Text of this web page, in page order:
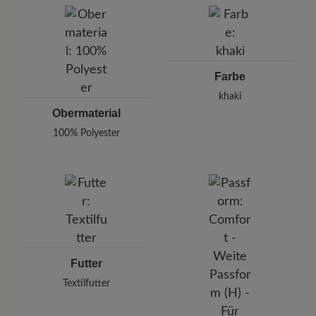
Can Pau Birol, 32, 17005 Girona, Spanien
E-Mail: tonipons@tonipons.com
Obermaterial
100% Polyester
Farbe
khaki
Futter
Textilfutter